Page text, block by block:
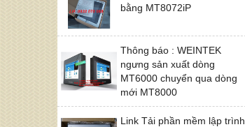
bằng MT8072iP
Thông báo : WEINTEK
ngưng sản xuất dòng
MT6000 chuyển qua dòng
mới MT8000
Link Tải phần mềm lập trình